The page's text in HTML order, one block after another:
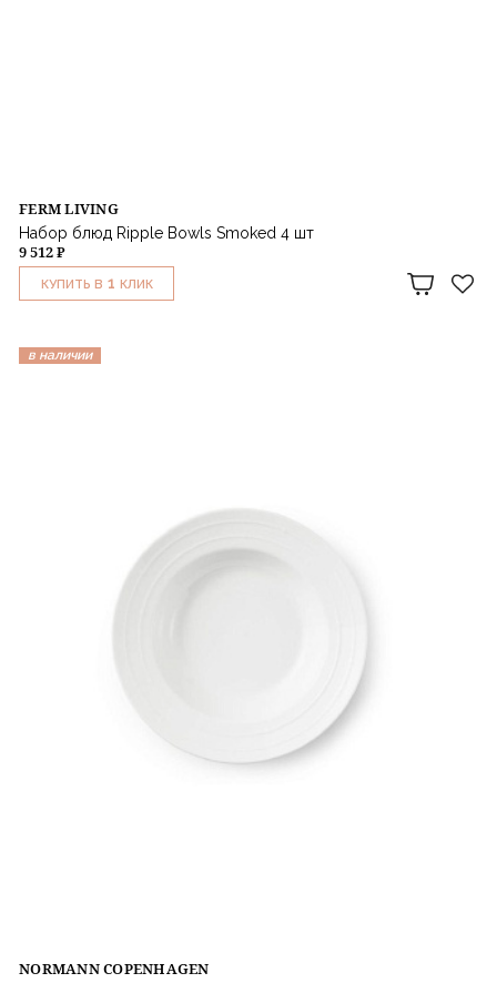
FERM LIVING
Набор блюд Ripple Bowls Smoked 4 шт
9 512 ₽
КУПИТЬ В 1 КЛИК
в наличии
NORMANN COPENHAGEN